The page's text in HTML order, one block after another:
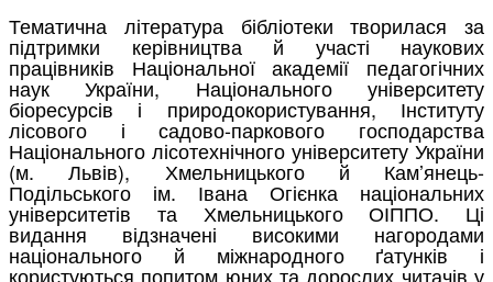
Тематична література бібліотеки творилася за
підтримки керівництва й участі наукових
працівників Національної академії педагогічних
наук України, Національного університету
біоресурсів і природокористування, Інституту
лісового і садово-паркового господарства
Національного лісотехнічного університету України
(м. Львів), Хмельницького й Кам’янець-
Подільського ім. Івана Огієнка національних
університетів та Хмельницького ОІППО. Ці
видання відзначені високими нагородами
національного й міжнародного ґатунків і
користуються попитом юних та дорослих читачів у